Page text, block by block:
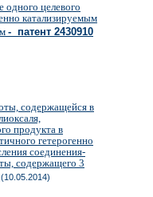
целевого
катализируемым
- патент 2430910
содержащейся в
продукта в
гетерогенно
соединения-
содержащего 3
(10.05.2014)